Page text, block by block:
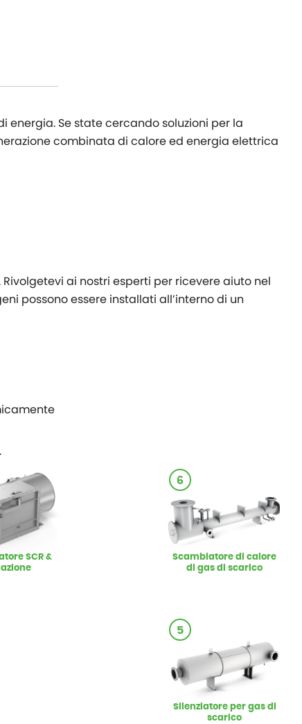
Se state cercando soluzioni per la
combinata di calore ed energia elettrica
ai nostri esperti per ricevere aiuto nel
possono essere installati all’interno di un
SCR &
6
Scambiatore di calore
di gas di scarico
5
Silenziatore per gas di
scarico